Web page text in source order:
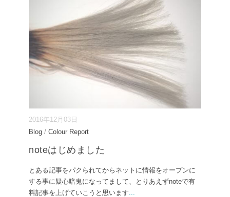
2016年12月03日
Blog / Colour Report
noteはじめました
とある記事をパクられてからネットに情報をオープンに
する事に疑心暗鬼になってまして、とりあえずnoteで有
料記事を上げていこうと思います